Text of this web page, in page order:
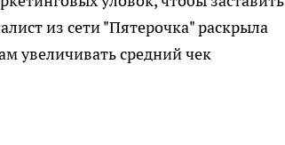
из сети "Пятерочка" раскрыла
увеличивать средний чек